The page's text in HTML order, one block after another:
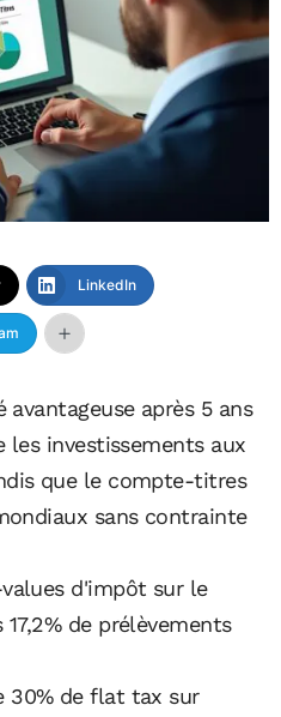
LinkedIn
après 5 ans
investissements aux
que le compte-titres
sans contrainte
d'impôt sur le
de prélèvements
30% de flat tax sur